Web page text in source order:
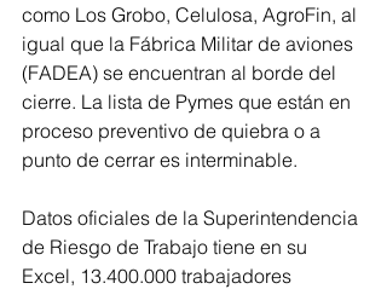
como Los Grobo, Celulosa, AgroFin, al
igual que la Fábrica Militar de aviones
(FADEA) se encuentran al borde del
cierre. La lista de Pymes que están en
proceso preventivo de quiebra o a
punto de cerrar es interminable.
Datos oficiales de la Superintendencia
de Riesgo de Trabajo tiene en su
Excel, 13.400.000 trabajadores